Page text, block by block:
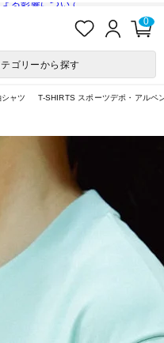
る影響について
入
ロ
ン
0
テゴリーから探す
ャツ T-SHIRTS スポーツデポ・アルペ